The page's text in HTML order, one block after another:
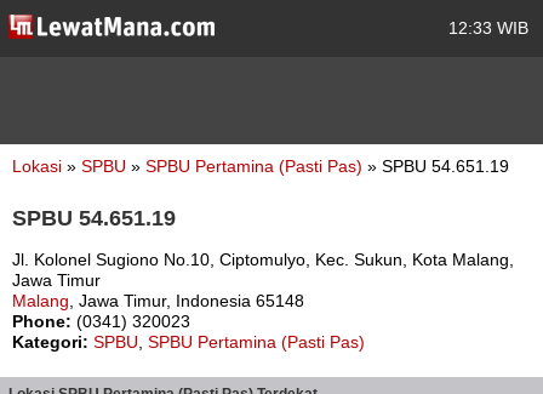
12:33 WIB
Lokasi » SPBU » SPBU Pertamina (Pasti Pas) » SPBU 54.651.19
SPBU 54.651.19
Jl. Kolonel Sugiono No.10, Ciptomulyo, Kec. Sukun, Kota Malang,
Jawa Timur
Malang , Jawa Timur, Indonesia 65148
Phone: (0341) 320023
Kategori: SPBU SPBU Pertamina (Pasti Pas)